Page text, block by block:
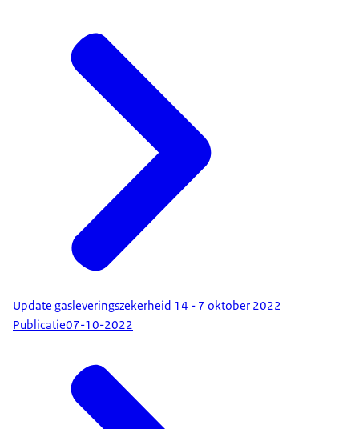
Update gasleveringszekerheid 14 - 7 oktober 2022
Publicatie07-10-2022